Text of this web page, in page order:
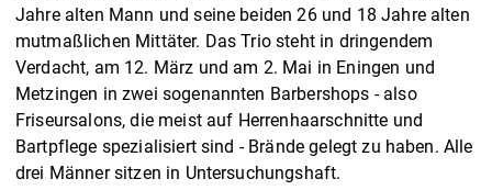
Jahre alten Mann und seine beiden 26 und 18 Jahre alten
mutmaßlichen Mittäter. Das Trio steht in dringendem
Verdacht, am 12. März und am 2. Mai in Eningen und
Metzingen in zwei sogenannten Barbershops - also
Friseursalons, die meist auf Herrenhaarschnitte und
Bartpflege spezialisiert sind - Brände gelegt zu haben. Alle
drei Männer sitzen in Untersuchungshaft.